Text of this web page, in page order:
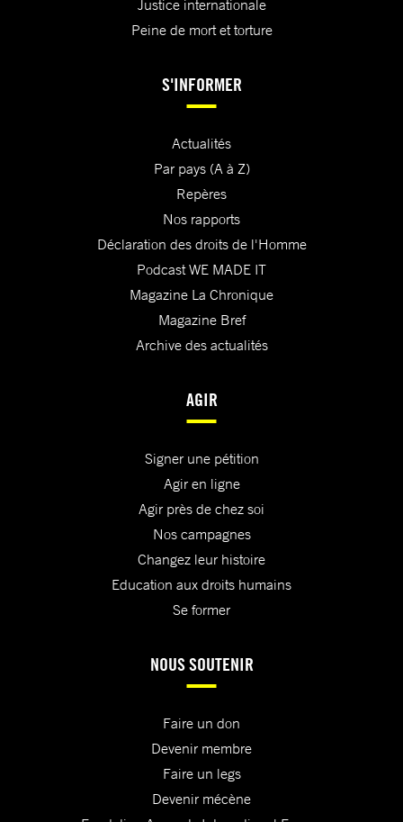
Justice internationale
Peine de mort et torture
S'INFORMER
Actualités
Par pays (A à Z)
Repères
Nos rapports
Déclaration des droits de l'Homme
Podcast WE MADE IT
Magazine La Chronique
Magazine Bref
Archive des actualités
AGIR
Signer une pétition
Agir en ligne
Agir près de chez soi
Nos campagnes
Changez leur histoire
Education aux droits humains
Se former
NOUS SOUTENIR
Faire un don
Devenir membre
Faire un legs
Devenir mécène